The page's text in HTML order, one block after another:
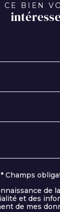
CE BIEN
* Champs
de
et des
de mes